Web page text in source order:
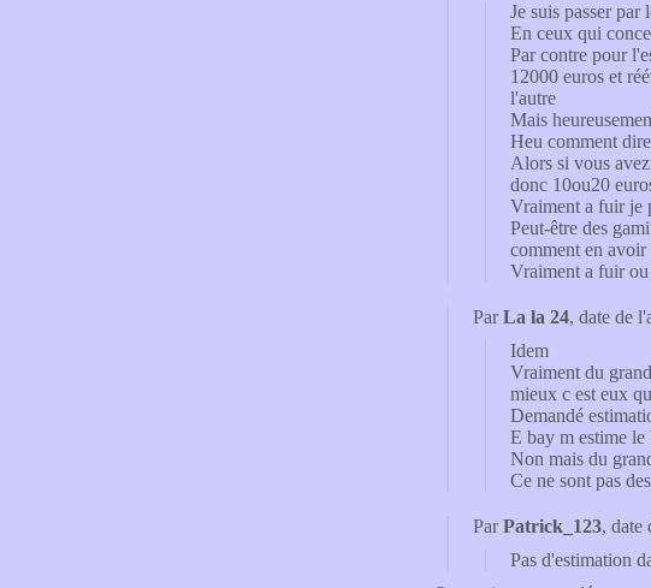
Je suis passer par
En ceux qui
Par contre pour
12000 euros et
l'autre
Mais
Heu comment
Alors si vous
donc 10ou20
Vraiment a fuir je
Peut-être des
comment en avoir
Vraiment a fuir ou
ParLa la 24, date de
Idem
Vraiment du
mieux c est eux
Demandé
E bay m estime
Non mais du
Ce ne sont pas
ParPatrick_123, date
Pas d'estimation